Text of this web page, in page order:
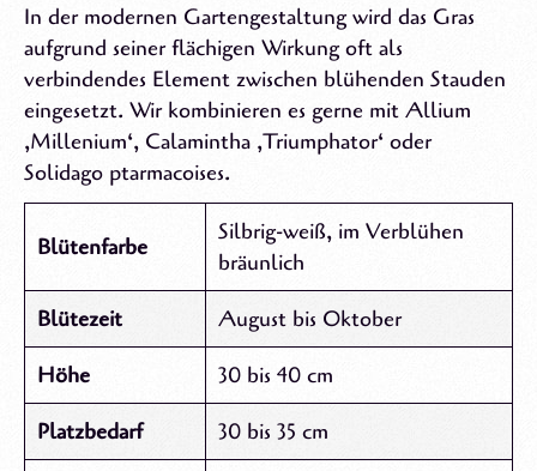
In der modernen Gartengestaltung wird das Gras
aufgrund seiner flächigen Wirkung oft als
verbindendes Element zwischen blühenden Stauden
eingesetzt. Wir kombinieren es gerne mit Allium
‚Millenium‘, Calamintha ‚Triumphator‘ oder
Solidago ptarmacoises.
Blütenfarbe
Silbrig-weiß, im Verblühen
bräunlich
Blütezeit
August bis Oktober
Höhe
30 bis 40 cm
Platzbedarf
30 bis 35 cm